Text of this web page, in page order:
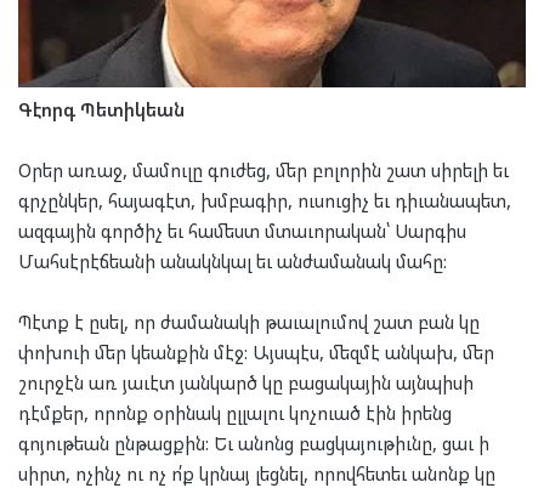
Գէորգ Պետիկեան
Օրեր առաջ, մամուլը գուժեց, մեր բոլորին շատ սիրելի եւ
գրչընկեր, հայագէտ, խմբագիր, ուսուցիչ եւ դիւանապետ,
ազգային գործիչ եւ համեստ մտաւորական՝ Սարգիս
Մահսէրէճեանի անակնկալ եւ անժամանակ մահը:
Պէտք է ըսել, որ ժամանակի թաւալումով շատ բան կը
փոխուի մեր կեանքին մէջ: Այսպէս, մեզմէ անկախ, մեր
շուրջէն առ յաւէտ յանկարծ կը բացակային այնպիսի
դէմքեր, որոնք օրինակ ըլլալու կոչուած էին իրենց
գոյութեան ընթացքին: Եւ անոնց բացկայութիւնը, ցաւ ի
սիրտ, ոչինչ ու ոչ ո՛ք կրնայ լեցնել, որովհետեւ անոնք կը